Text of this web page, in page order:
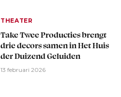
THEATER
Take Twee Producties brengt
drie decors samen in Het Huis
der Duizend Geluiden
13 februari 2026